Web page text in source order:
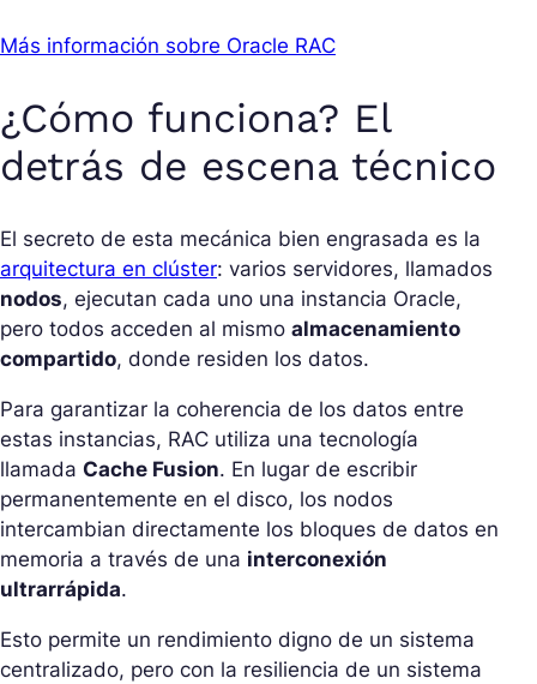
Más información sobre Oracle RAC
¿Cómo funciona? El
detrás de escena técnico
El secreto de esta mecánica bien engrasada es la
arquitectura en clúster: varios servidores, llamados
nodos, ejecutan cada uno una instancia Oracle,
pero todos acceden al mismo almacenamiento
compartido, donde residen los datos.
Para garantizar la coherencia de los datos entre
estas instancias, RAC utiliza una tecnología
llamada Cache Fusion. En lugar de escribir
permanentemente en el disco, los nodos
intercambian directamente los bloques de datos en
memoria a través de una interconexión
ultrarrápida.
Esto permite un rendimiento digno de un sistema
centralizado, pero con la resiliencia de un sistema